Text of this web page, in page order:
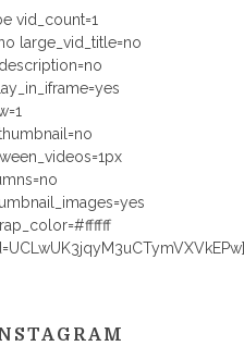
vid_count=1
large_vid_title=no